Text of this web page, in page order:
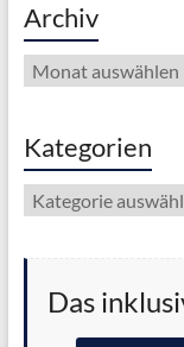
Archiv
Archiv
Kategorien
Kategorien
Das